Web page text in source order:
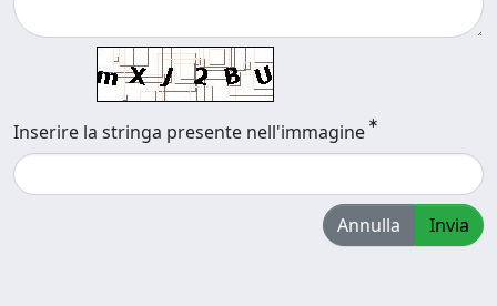
Inserire la stringa presente nell'immagine
Annulla Invia